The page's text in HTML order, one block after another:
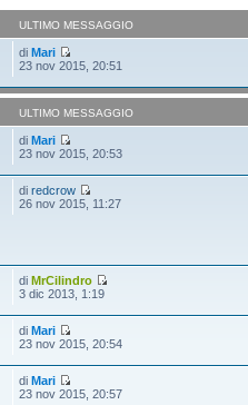
ULTIMO MESSAGGIO
diMari
23 nov 2015, 20:51
ULTIMO MESSAGGIO
diMari
23 nov 2015, 20:53
diredcrow
26 nov 2015, 11:27
diMrCilindro
3 dic 2013, 1:19
diMari
23 nov 2015, 20:54
diMari
23 nov 2015, 20:57